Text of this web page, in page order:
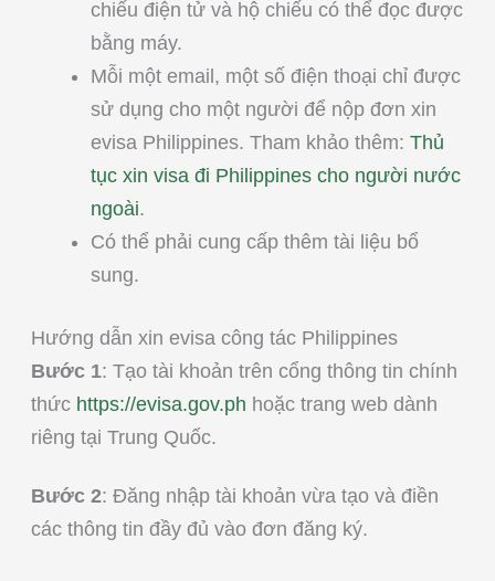
chiếu điện tử và hộ chiếu có thể đọc được
bằng máy.
Mỗi một email, một số điện thoại chỉ được
sử dụng cho một người để nộp đơn xin
evisa Philippines. Tham khảo thêm: Thủ
tục xin visa đi Philippines cho người nước
ngoài.
Có thể phải cung cấp thêm tài liệu bổ
sung.
Hướng dẫn xin evisa công tác Philippines
Bước 1: Tạo tài khoản trên cổng thông tin chính
thức https://evisa.gov.ph hoặc trang web dành
riêng tại Trung Quốc.
Bước 2: Đăng nhập tài khoản vừa tạo và điền
các thông tin đầy đủ vào đơn đăng ký.